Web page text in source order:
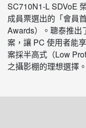
SC710N1-L SDVoE
成員票選出的「會員
Awards）。聰泰推出
案，讓 PC 使用者能
案採半高式（Low
之攝影棚的理想選擇。